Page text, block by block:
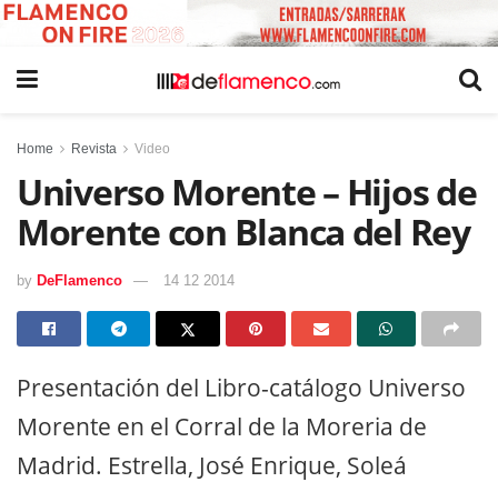
Home Revista Video
Universo Morente – Hijos de
Morente con Blanca del Rey
by DeFlamenco 14 12 2014
Presentación del Libro-catálogo Universo
Morente en el Corral de la Moreria de
Madrid. Estrella, José Enrique, Soleá